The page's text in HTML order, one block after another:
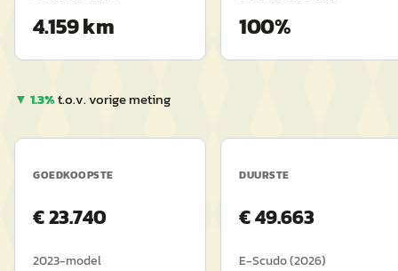
4.159 km 100%
▼ 1.3%t.o.v. vorige meting
GOEDKOOPSTE
€23.740
2023-model
DUURSTE
€49.663
E-Scudo(2026)